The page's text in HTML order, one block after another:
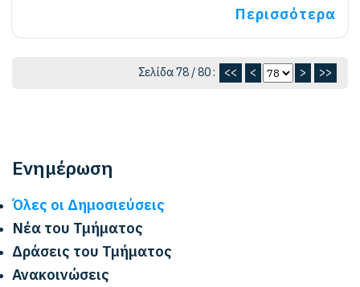
Περισσότερα
Σελίδα 78 / 80 : << < > >>
Ενημέρωση
Όλες οι Δημοσιεύσεις
Νέα του Τμήματος
Δράσεις του Τμήματος
Ανακοινώσεις